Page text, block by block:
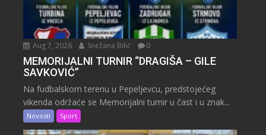
Aug 7, 2026 Snežana Bilić 0
MEMORIJALNI TURNIR “DRAGIŠA – GILE
SAVKOVIĆ”
Na fudbalskom terenu u Pepeljevcu, predstojećeg
vikenda održaće se Memorijalni turnir u čast i u znak...
Novosti Sport